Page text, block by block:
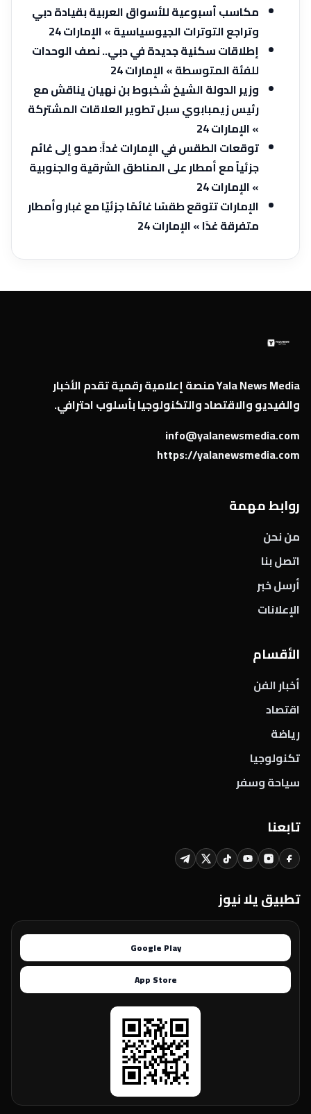
مكاسب أسبوعية للأسواق العربية بقيادة دبي
وتراجع التوترات الجيوسياسية » الإمارات 24
إطلاقات سكنية جديدة في دبي.. نصف الوحدات
للفئة المتوسطة » الإمارات 24
وزير الدولة الشيخ شخبوط بن نهيان يناقش مع
رئيس زيمبابوي سبل تطوير العلاقات المشتركة
» الإمارات 24
توقعات الطقس في الإمارات غداً: صحو إلى غائم
جزئياً مع أمطار على المناطق الشرقية والجنوبية
» الإمارات 24
الإمارات تتوقع طقسًا غائمًا جزئيًا مع غبار وأمطار
متفرقة غدًا » الإمارات 24
Yala News Media منصة إعلامية رقمية تقدم الأخبار
والفيديو والاقتصاد والتكنولوجيا بأسلوب احترافي.
info@yalanewsmedia.com
https://yalanewsmedia.com
روابط مهمة
من نحن
اتصل بنا
أرسل خبر
الإعلانات
الأقسام
أخبار الفن
اقتصاد
رياضة
تكنولوجيا
سياحة وسفر
تابعنا
تطبيق يلا نيوز
Google Play
App Store